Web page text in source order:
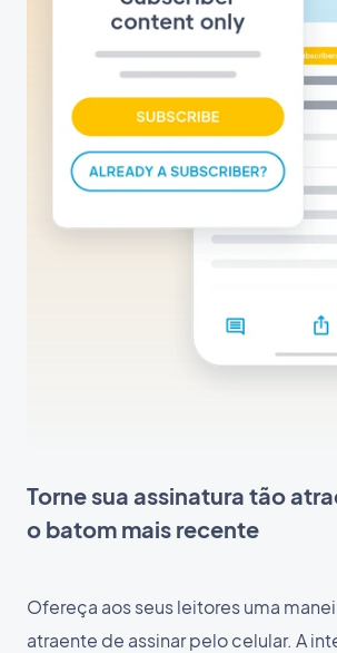
Torne sua assinatura tão
o batom mais recente
Ofereça aos seus leitores uma
atraente de assinar pelo celular. A